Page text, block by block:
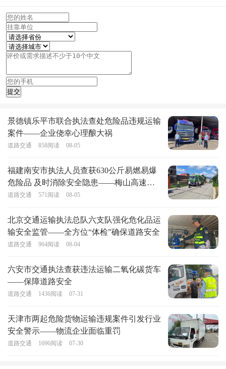
景德镇乐平市联合执法查处危险品违规运输
案件——企业侥幸心理酿大祸
道路交通 858阅读 08-05
福建南安市执法人员查获630公斤易燃易爆
危险品 及时消除安全隐患——梅山高速收
费站外的紧急行动
道路交通 571阅读 08-05
北京交通运输执法总队六支队强化危化品运
输安全监管——全方位“体检”确保道路安全
道路交通 964阅读 08-04
六安市交通执法查获违法运输二氧化碳货车
——保障道路安全
道路交通 1436阅读 07-31
天津市两起危险货物运输违规案件引发行业
安全警示——物流企业面临重罚
道路交通 1696阅读 07-30